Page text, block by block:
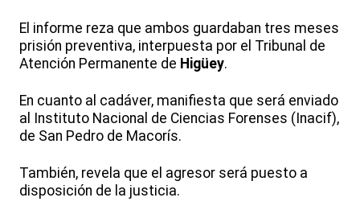
El informe reza que ambos guardaban tres meses
prisión preventiva, interpuesta por el Tribunal de
Atención Permanente de Higüey.
En cuanto al cadáver, manifiesta que será enviado
al Instituto Nacional de Ciencias Forenses (Inacif),
de San Pedro de Macorís.
También, revela que el agresor será puesto a
disposición de la justicia.